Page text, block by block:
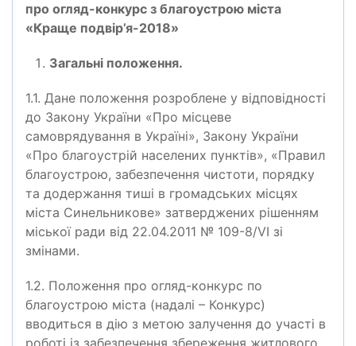
про огляд-конкурс з благоустрою міста
«Краще подвір’я-2018»
Загальні положення.
1.1. Дане положення розроблене у відповідності
до Закону України «Про місцеве
самоврядування в Україні», Закону України
«Про благоустрій населених пунктів», «Правил
благоустрою, забезпечення чистоти, порядку
та додержання тиші в громадських місцях
міста Синельникове» затверджених рішенням
міської ради від 22.04.2011 № 109-8/VI зі
змінами.
1.2. Положення про огляд-конкурс по
благоустрою міста (надалі – Конкурс)
вводиться в дію з метою залучення до участі в
роботі із забезпечення збереження житлового